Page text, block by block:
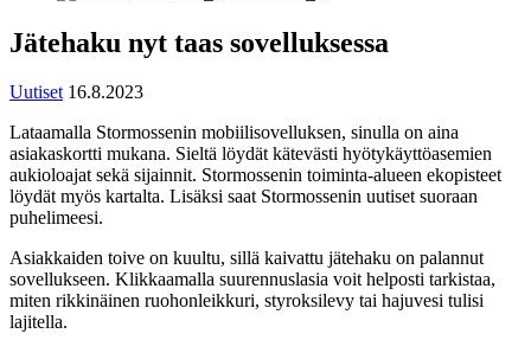
Jätehaku nyt taas sovelluksessa
Uutiset 16.8.2023
Lataamalla Stormossenin mobiilisovelluksen, sinulla on aina
asiakaskortti mukana. Sieltä löydät kätevästi hyötykäyttöasemien
aukioloajat sekä sijainnit. Stormossenin toiminta-alueen ekopisteet
löydät myös kartalta. Lisäksi saat Stormossenin uutiset suoraan
puhelimeesi.
Asiakkaiden toive on kuultu, sillä kaivattu jätehaku on palannut
sovellukseen. Klikkaamalla suurennuslasia voit helposti tarkistaa,
miten rikkinäinen ruohonleikkuri, styroksilevy tai hajuvesi tulisi
lajitella.